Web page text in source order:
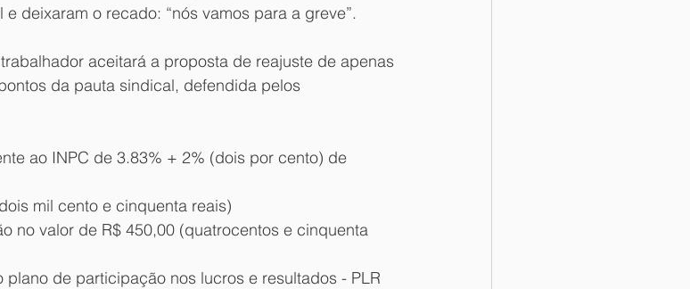
deixaram o recado: “nós vamos para a greve”.
aceitará a proposta de reajuste de apenas
da pauta sindical, defendida pelos
ao INPC de 3.83% + 2% (dois por cento) de
mil cento e cinquenta reais)
no valor de R$ 450,00 (quatrocentos e cinquenta
de participação nos lucros e resultados - PLR